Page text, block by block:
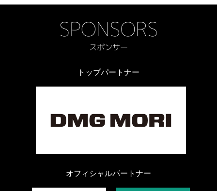
トップパートナー
オフィシャルパートナー